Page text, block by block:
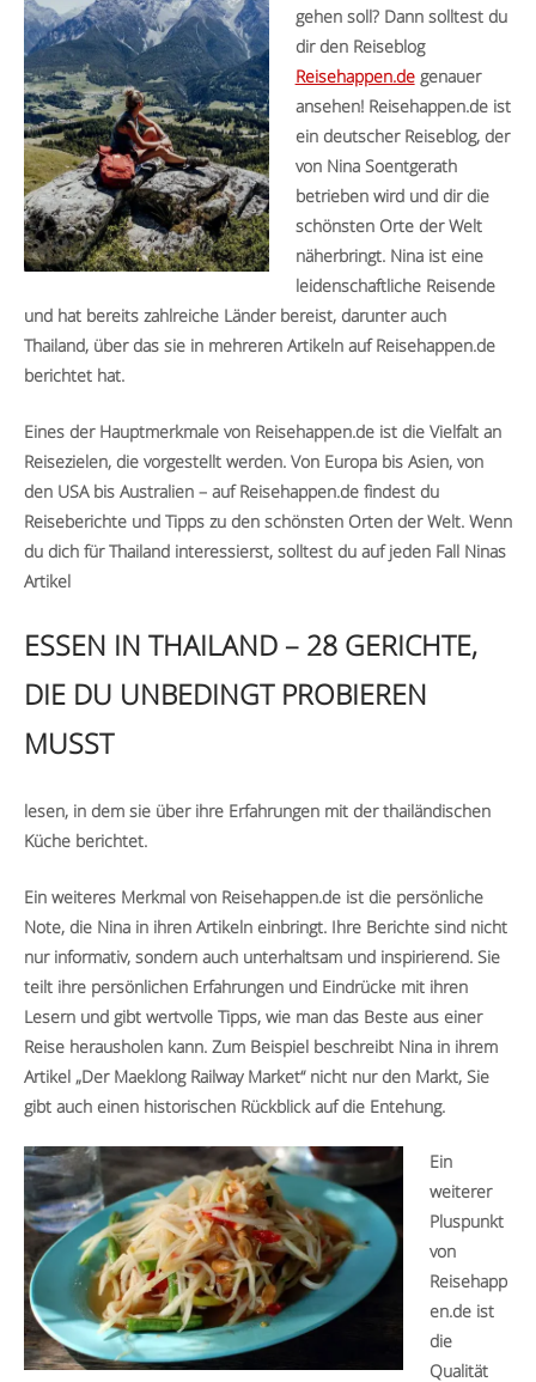
gehen soll? Dann solltest du
dir den Reiseblog
Reisehappen.degenauer
ansehen! Reisehappen.de ist
ein deutscher Reiseblog, der
von Nina Soentgerath
betrieben wird und dir die
schönsten Orte der Welt
näherbringt. Nina ist eine
leidenschaftliche Reisende
und hat bereits zahlreiche Länder bereist, darunter auch
Thailand, über das sie in mehreren Artikeln auf Reisehappen.de
berichtet hat.
Eines der Hauptmerkmale von Reisehappen.de ist die Vielfalt an
Reisezielen, die vorgestellt werden. Von Europa bis Asien, von
den USA bis Australien – auf Reisehappen.de findest du
Reiseberichte und Tipps zu den schönsten Orten der Welt. Wenn
du dich für Thailand interessierst, solltest du auf jeden Fall Ninas
Artikel
ESSEN IN THAILAND – 28 GERICHTE,
DIE DU UNBEDINGT PROBIEREN
MUSST
lesen, in dem sie über ihre Erfahrungen mit der thailändischen
Küche berichtet.
Ein weiteres Merkmal von Reisehappen.de ist die persönliche
Note, die Nina in ihren Artikeln einbringt. Ihre Berichte sind nicht
nur informativ, sondern auch unterhaltsam und inspirierend. Sie
teilt ihre persönlichen Erfahrungen und Eindrücke mit ihren
Lesern und gibt wertvolle Tipps, wie man das Beste aus einer
Reise herausholen kann. Zum Beispiel beschreibt Nina in ihrem
Artikel „Der Maeklong Railway Market“ nicht nur den Markt, Sie
gibt auch einen historischen Rückblick auf die Entehung.
Ein
weiterer
Pluspunkt
von
Reisehapp
en.de ist
die
Qualität